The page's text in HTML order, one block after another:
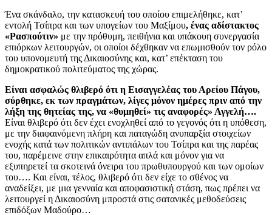
Ένα σκάνδαλο, την κατασκευή του οποίου επιμελήθηκε, κατ’
εντολή Τσίπρα και των υπογείων του Μαξίμου, ένας αδίστακτος
«Ρασπούτιν» με την πρόθυμη, πειθήνια και υπάκουη συνεργασία
επιόρκων λειτουργών, οι οποίοι δέχθηκαν να επωμισθούν τον ρόλο
του υπονομευτή της Δικαιοσύνης και, κατ’ επέκταση του
δημοκρατικού πολιτεύματος της χώρας.
Είναι ασφαλώς θλιβερό ότι η Εισαγγελέας του Αρείου Πάγου,
σύρθηκε, εκ των πραγμάτων, λίγες μόνον ημέρες πριν από την
λήξη της θητείας της, να «θυμηθεί» τις αναφορές» Αγγελή….
Είναι θλιβερό ότι δεν έχει ενοχληθεί από το γεγονός ότι η υπόθεση,
με την διαφαινόμενη πλήρη και παταγώδη ανυπαρξία στοιχείων
ενοχής κατά των πολιτικών αντιπάλων του Τσίπρα και της παρέας
του, παρέμεινε στην επικαιρότητα απλά και μόνον για να
εξυπηρετεί τα σκοτεινά όνειρα του πρωθυπουργού και των ομοίων
του…. Και είναι, τέλος, θλιβερό ότι δεν είχε το σθένος να
αναδείξει, με μια γενναία και αποφασιστική στάση, πως πρέπει να
λειτουργεί η Δικαιοσύνη μπροστά στις σατανικές μεθοδεύσεις
επιδόξων Μαδούρο…